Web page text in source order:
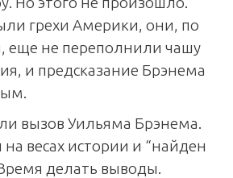
грехи Америки, они, по
еще не переполнили чашу
и предсказание Брэнема
вызов Уильяма Брэнема.
весах истории и “найден
делать выводы.